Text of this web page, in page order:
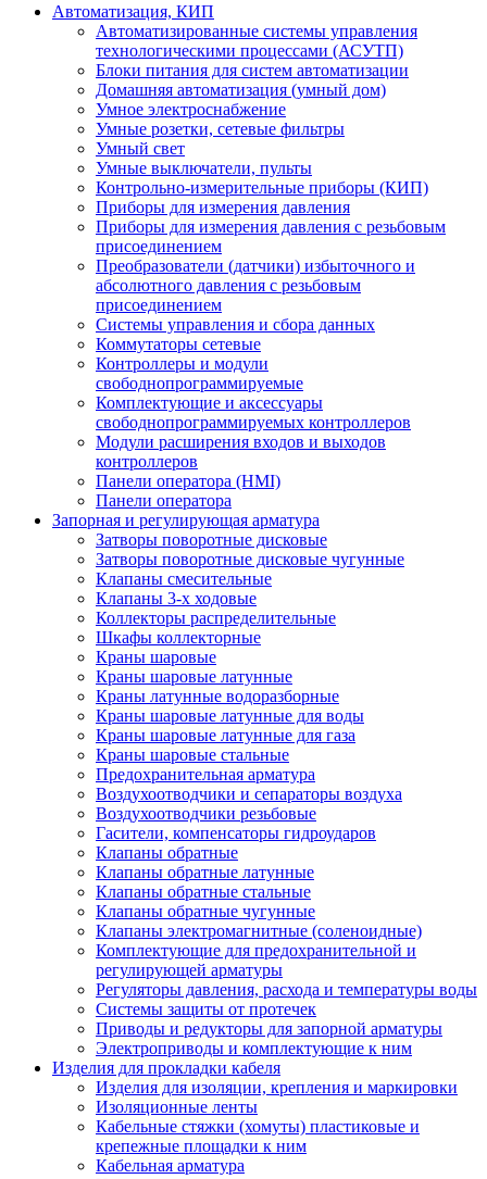
Автоматизация, КИП
Автоматизированные системы управления
технологическими процессами (АСУТП)
Блоки питания для систем автоматизации
Домашняя автоматизация (умный дом)
Умное электроснабжение
Умные розетки, сетевые фильтры
Умный свет
Умные выключатели, пульты
Контрольно-измерительные приборы (КИП)
Приборы для измерения давления
Приборы для измерения давления с резьбовым
присоединением
Преобразователи (датчики) избыточного и
абсолютного давления с резьбовым
присоединением
Системы управления и сбора данных
Коммутаторы сетевые
Контроллеры и модули
свободнопрограммируемые
Комплектующие и аксессуары
свободнопрограммируемых контроллеров
Модули расширения входов и выходов
контроллеров
Панели оператора (HMI)
Панели оператора
Запорная и регулирующая арматура
Затворы поворотные дисковые
Затворы поворотные дисковые чугунные
Клапаны смесительные
Клапаны 3-х ходовые
Коллекторы распределительные
Шкафы коллекторные
Краны шаровые
Краны шаровые латунные
Краны латунные водоразборные
Краны шаровые латунные для воды
Краны шаровые латунные для газа
Краны шаровые стальные
Предохранительная арматура
Воздухоотводчики и сепараторы воздуха
Воздухоотводчики резьбовые
Гасители, компенсаторы гидроударов
Клапаны обратные
Клапаны обратные латунные
Клапаны обратные стальные
Клапаны обратные чугунные
Клапаны электромагнитные (соленоидные)
Комплектующие для предохранительной и
регулирующей арматуры
Регуляторы давления, расхода и температуры воды
Системы защиты от протечек
Приводы и редукторы для запорной арматуры
Электроприводы и комплектующие к ним
Изделия для прокладки кабеля
Изделия для изоляции, крепления и маркировки
Изоляционные ленты
Кабельные стяжки (хомуты) пластиковые и
крепежные площадки к ним
Кабельная арматура